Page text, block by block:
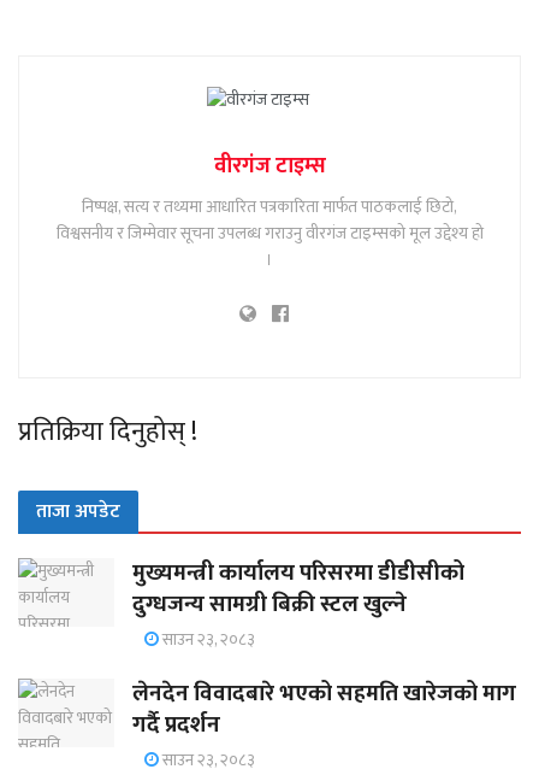
वीरगंज टाइम्स
निष्पक्ष, सत्य र तथ्यमा आधारित पत्रकारिता मार्फत पाठकलाई छिटो,
विश्वसनीय र जिम्मेवार सूचना उपलब्ध गराउनु वीरगंज टाइम्सको मूल उद्देश्य हो
।
प्रतिक्रिया दिनुहोस् !
ताजा अपडेट
मुख्यमन्त्री कार्यालय परिसरमा डीडीसीको
दुग्धजन्य सामग्री बिक्री स्टल खुल्ने
साउन २३, २०८३
लेनदेन विवादबारे भएको सहमति खारेजको माग
गर्दै प्रदर्शन
साउन २३, २०८३